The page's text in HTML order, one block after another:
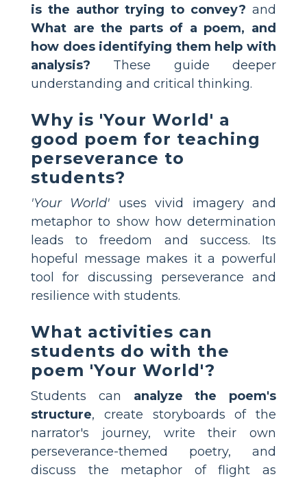
is the author trying to convey? and
What are the parts of a poem, and
how does identifying them help with
analysis? These guide deeper
understanding and critical thinking.
Why is 'Your World' a
good poem for teaching
perseverance to
students?
'Your World' uses vivid imagery and
metaphor to show how determination
leads to freedom and success. Its
hopeful message makes it a powerful
tool for discussing perseverance and
resilience with students.
What activities can
students do with the
poem 'Your World'?
Students can analyze the poem's
structure, create storyboards of the
narrator's journey, write their own
perseverance-themed poetry, and
discuss the metaphor of flight as